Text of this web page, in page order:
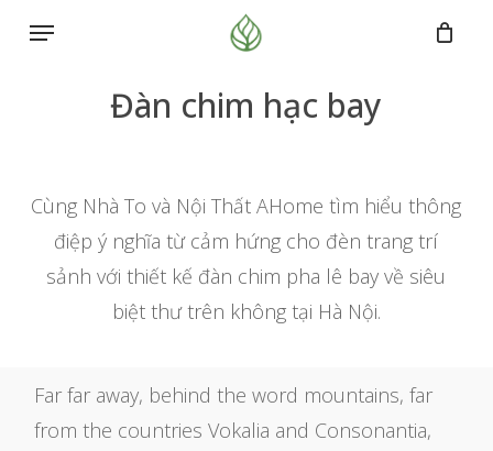
Menu
Đàn chim hạc bay
Cùng Nhà To và Nội Thất AHome tìm hiểu thông
điệp ý nghĩa từ cảm hứng cho đèn trang trí
sảnh với thiết kế đàn chim pha lê bay về siêu
biệt thư trên không tại Hà Nội.
Far far away, behind the word mountains, far
from the countries Vokalia and Consonantia,